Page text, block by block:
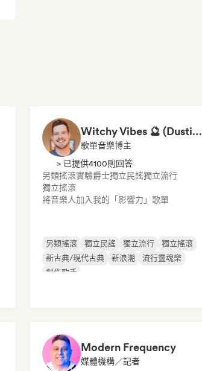
Witchy Vibes 🔮 (Dustin DuBois)
歌單音樂博主
> 已提供4100則回答
另類搖滾實驗爵士獨立民謠獨立流行
獨立搖滾
將音樂人加入我的「影響力」歌單
另類搖滾 獨立民謠 獨立流行
獨立搖滾
新古典/現代古典
新浪潮
流行靈魂樂
創作歌手
Modern Frequency
媒體機構／記者